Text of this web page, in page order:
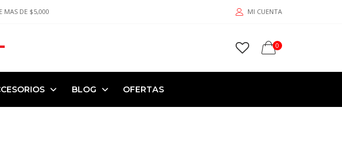
MAS DE $5,000 MI CUENTA
0
BLOG OFERTAS